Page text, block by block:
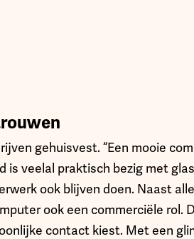
gehuisvest. “Een mooie
is veelal praktisch bezig met
ook blijven doen. Naast alle
ook een commerciële rol.
contact kiest. Met een